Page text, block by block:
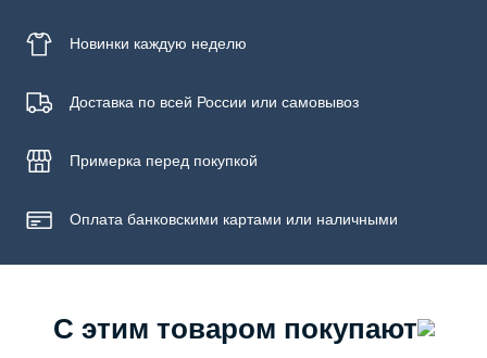
Новинки каждую неделю
Доставка по всей России или самовывоз
Примерка перед покупкой
Оплата банковскими картами или наличными
С этим товаром покупают